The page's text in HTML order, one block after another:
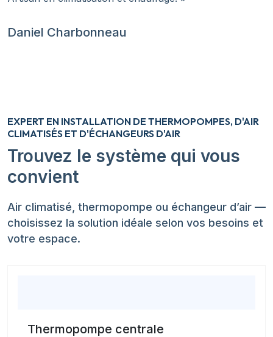
Daniel Charbonneau
EXPERT EN INSTALLATION DE THERMOPOMPES, D'AIR
CLIMATISÉS ET D'ÉCHANGEURS D'AIR
Trouvez le système qui vous
convient
Air climatisé, thermopompe ou échangeur d’air —
choisissez la solution idéale selon vos besoins et
votre espace.
Thermopompe centrale